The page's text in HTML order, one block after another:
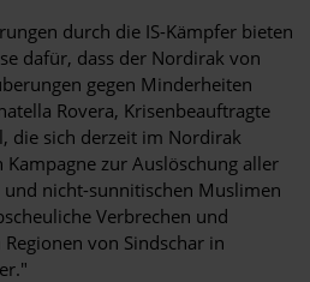
durch die IS-Kämpfer bieten
dafür, dass der Nordirak von
gegen Minderheiten
Rovera, Krisenbeauftragte
die sich derzeit im Nordirak
zur Auslöschung aller
nicht-sunnitischen Muslimen
Verbrechen und
von Sindschar in